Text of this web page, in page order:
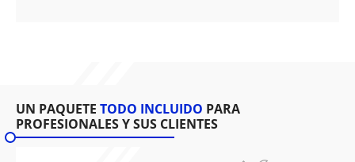
UN PAQUETE TODO INCLUIDO PARA
PROFESIONALES Y SUS CLIENTES